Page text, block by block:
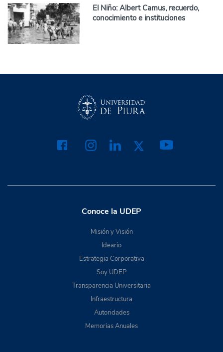
El Niño: Albert Camus, recuerdo,
conocimiento e instituciones
Conoce la UDEP
Misión y Visión
Ideario
Estrategia Corporativa
Soy UDEP
Transparencia Universitaria
Infraestructura
Autoridades
Memorias Anuales